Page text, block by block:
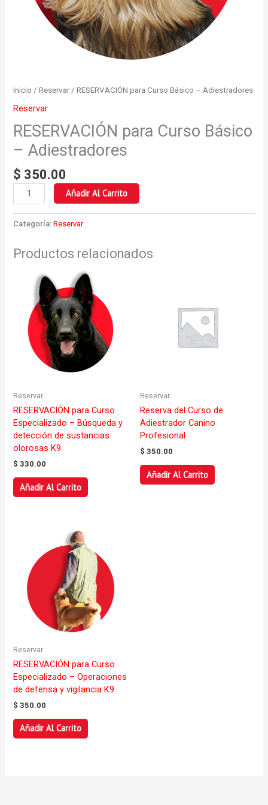
Inicio /Reservar/ RESERVACIÓN para Curso Básico – Adiestradores
Reservar
RESERVACIÓN para Curso Básico
– Adiestradores
$ 350.00
Añadir Al Carrito
Categoría:Reservar
Productos relacionados
Reservar
RESERVACIÓN para Curso
Especializado – Búsqueda y
detección de sustancias
olorosas K9
$ 330.00
Añadir Al Carrito
Reservar
Reserva del Curso de
Adiestrador Canino
Profesional
$ 350.00
Añadir Al Carrito
Reservar
RESERVACIÓN para Curso
Especializado – Operaciones
de defensa y vigilancia K9
$ 350.00
Añadir Al Carrito